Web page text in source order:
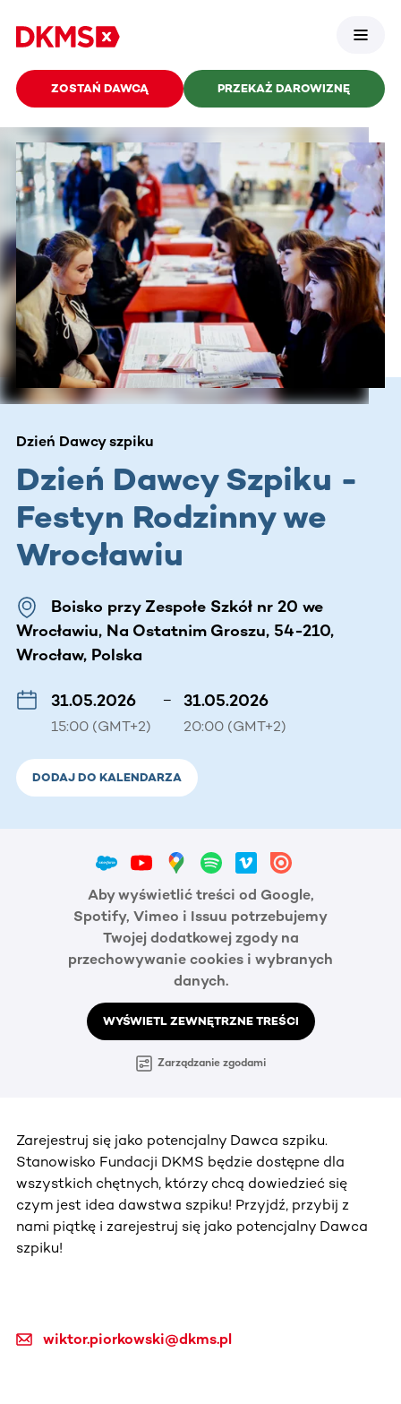
ZOSTAŃ DAWCĄ PRZEKAŻ DAROWIZNĘ
Dzień Dawcy szpiku
Dzień Dawcy Szpiku -
Festyn Rodzinny we
Wrocławiu
Boisko przy Zespołe Szkół nr 20 we
Wrocławiu, Na Ostatnim Groszu, 54-210,
Wrocław, Polska
31.05.2026
15:00 (GMT+2)
– 31.05.2026
20:00 (GMT+2)
DODAJ DO KALENDARZA
Aby wyświetlić treści od Google,
Spotify, Vimeo i Issuu potrzebujemy
Twojej dodatkowej zgody na
przechowywanie cookies i wybranych
danych.
WYŚWIETL ZEWNĘTRZNE TREŚCI
Zarządzanie zgodami
Zarejestruj się jako potencjalny Dawca szpiku.
Stanowisko Fundacji DKMS będzie dostępne dla
wszystkich chętnych, którzy chcą dowiedzieć się
czym jest idea dawstwa szpiku! Przyjdź, przybij z
nami piątkę i zarejestruj się jako potencjalny Dawca
szpiku!
wiktor.piorkowski@dkms.pl